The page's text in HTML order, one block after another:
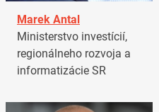
Marek Antal
Ministerstvo investícií,
regionálneho rozvoja a
informatizácie SR